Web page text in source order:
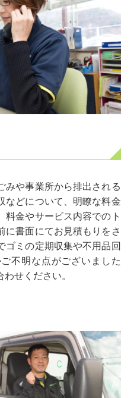
みや事業所から排出される
などについて、明瞭な料金
料金やサービス内容でのト
に書面にてお見積もりをさ
ゴミの定期収集や不用品回
不明な点がございました
せください。